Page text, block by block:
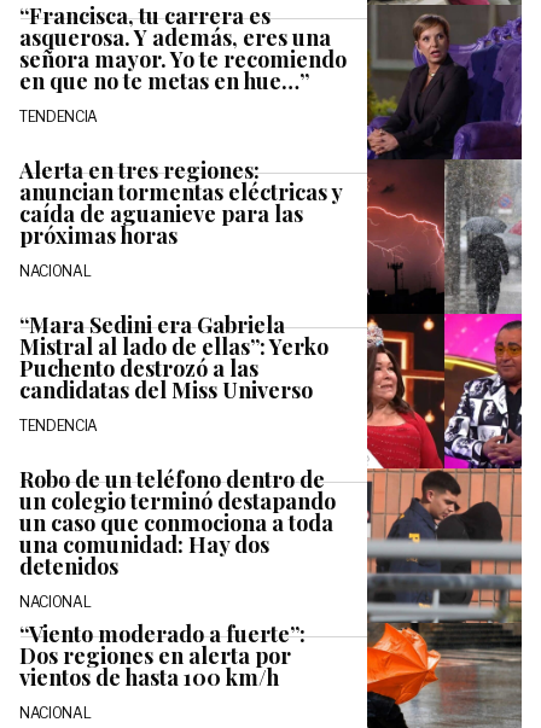
“Francisca, tu carrera es
asquerosa. Y además, eres una
señora mayor. Yo te recomiendo
en que no te metas en hue…”
TENDENCIA
Alerta en tres regiones:
anuncian tormentas eléctricas y
caída de aguanieve para las
próximas horas
NACIONAL
“Mara Sedini era Gabriela
Mistral al lado de ellas”: Yerko
Puchento destrozó a las
candidatas del Miss Universo
TENDENCIA
Robo de un teléfono dentro de
un colegio terminó destapando
un caso que conmociona a toda
una comunidad: Hay dos
detenidos
NACIONAL
“Viento moderado a fuerte”:
Dos regiones en alerta por
vientos de hasta 100 km/h
NACIONAL